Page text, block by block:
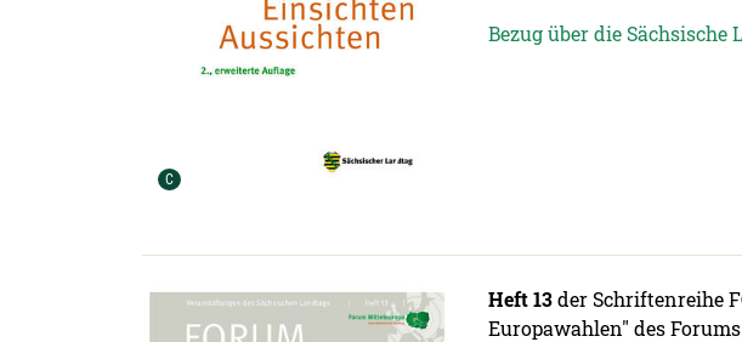
C
Bezug über die
Detailansicht öffnen: Heft 13der Schriftenreihe
Europawahlen" des